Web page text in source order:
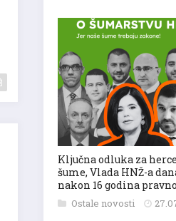
Ključna odluka za
šume, Vlada HNŽ-a
nakon 16 godina
Ostale novosti